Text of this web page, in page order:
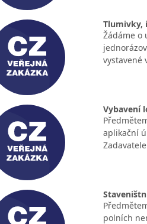
Tlumivky,
Žádáme o
vystavené
Vybavení
aplikační
polních